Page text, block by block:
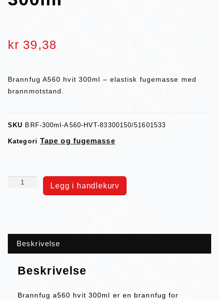
kr 39,38
Brannfug A560 hvit 300ml – elastisk fugemasse med
brannmotstand.
SKU BRF-300ml-A560-HVT-83300150/51601533
Kategori Tape og fugemasse
Legg i handlekurv
Beskrivelse
Beskrivelse
Brannfug a560 hvit 300ml er en brannfug for